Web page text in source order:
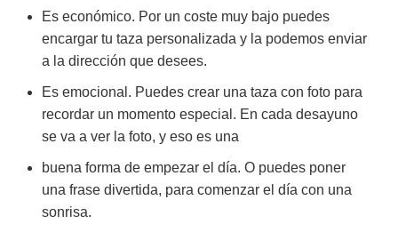
Es económico. Por un coste muy bajo puedes
encargar tu taza personalizada y la podemos enviar
a la dirección que desees.
Es emocional. Puedes crear una taza con foto para
recordar un momento especial. En cada desayuno
se va a ver la foto, y eso es una
buena forma de empezar el día. O puedes poner
una frase divertida, para comenzar el día con una
sonrisa.